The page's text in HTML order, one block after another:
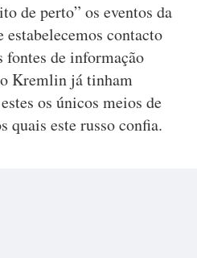
de perto” os eventos da
contacto
de informação
Kremlin já tinham
os únicos meios de
quais este russo confia.